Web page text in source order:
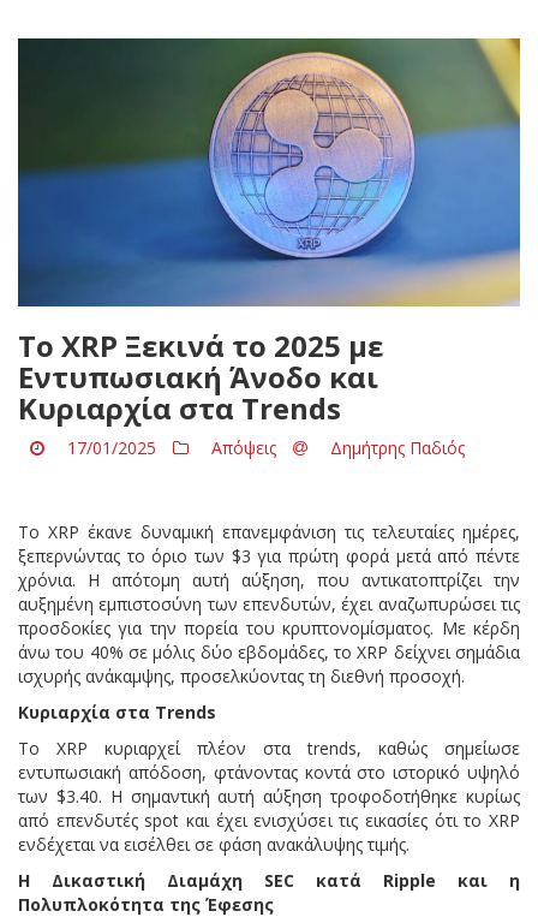
Το XRP Ξεκινά το 2025 με
Εντυπωσιακή Άνοδο και
Κυριαρχία στα Trends
17/01/2025 Απόψεις Δημήτρης Παδιός
Το XRP έκανε δυναμική επανεμφάνιση τις τελευταίες ημέρες,
ξεπερνώντας το όριο των $3 για πρώτη φορά μετά από πέντε
χρόνια. Η απότομη αυτή αύξηση, που αντικατοπτρίζει την
αυξημένη εμπιστοσύνη των επενδυτών, έχει αναζωπυρώσει τις
προσδοκίες για την πορεία του κρυπτονομίσματος. Με κέρδη
άνω του 40% σε μόλις δύο εβδομάδες, το XRP δείχνει σημάδια
ισχυρής ανάκαμψης, προσελκύοντας τη διεθνή προσοχή.
Κυριαρχία στα Trends
Το XRP κυριαρχεί πλέον στα trends, καθώς σημείωσε
εντυπωσιακή απόδοση, φτάνοντας κοντά στο ιστορικό υψηλό
των $3.40. Η σημαντική αυτή αύξηση τροφοδοτήθηκε κυρίως
από επενδυτές spot και έχει ενισχύσει τις εικασίες ότι το XRP
ενδέχεται να εισέλθει σε φάση ανακάλυψης τιμής.
Η Δικαστική Διαμάχη SEC κατά Ripple και η
Πολυπλοκότητα της Έφεσης